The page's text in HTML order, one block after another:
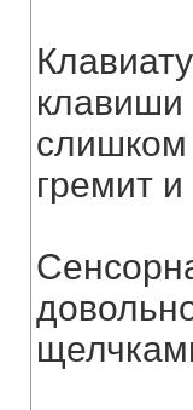
клавиши
слишком
гремит и